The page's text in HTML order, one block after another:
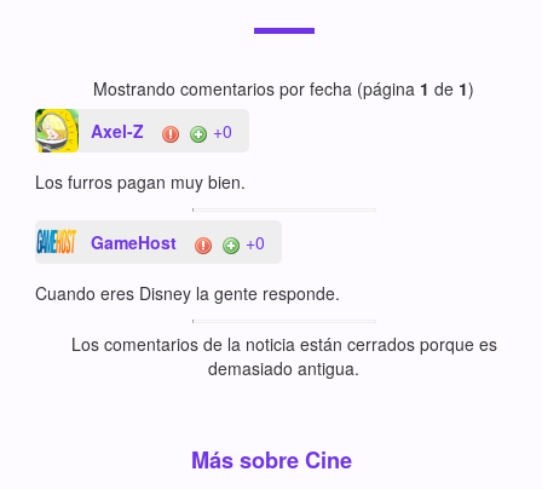
Mostrando comentarios por fecha (página 1 de 1)
Axel-Z
+0
Los furros pagan muy bien.
GameHost +0
Cuando eres Disney la gente responde.
Los comentarios de la noticia están cerrados porque es
demasiado antigua.
Más sobre Cine